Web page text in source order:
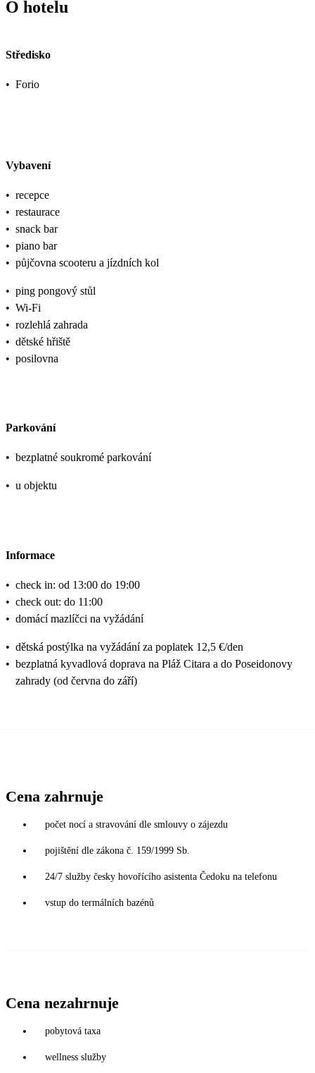
O hotelu
Středisko
• Forio
Vybavení
• recepce
• restaurace
• snack bar
• piano bar
• půjčovna scooteru a jízdních kol
• ping pongový stůl
• Wi-Fi
• rozlehlá zahrada
• dětské hřiště
• posilovna
Parkování
• bezplatné soukromé parkování
• u objektu
Informace
• check in: od 13:00 do 19:00
• check out: do 11:00
• domácí mazlíčci na vyžádání
• dětská postýlka na vyžádání za poplatek 12,5 €/den
• bezplatná kyvadlová doprava na Pláž Citara a do Poseidonovy
zahrady (od června do září)
Cena zahrnuje
počet nocí a stravování dle smlouvy o zájezdu
pojištění dle zákona č. 159/1999 Sb.
24/7 služby česky hovořícího asistenta Čedoku na telefonu
vstup do termálních bazénů
Cena nezahrnuje
pobytová taxa
wellness služby